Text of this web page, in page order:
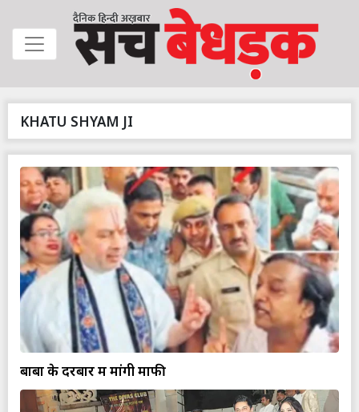
KHATU SHYAM JI
बाबा के दरबार में मांगी माफी